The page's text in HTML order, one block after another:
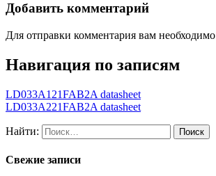
Добавить комментарий
Для отправки комментария вам необходимо
Навигация по записям
LD033A121FAB2A datasheet
LD033A221FAB2A datasheet
Найти:
Свежие записи